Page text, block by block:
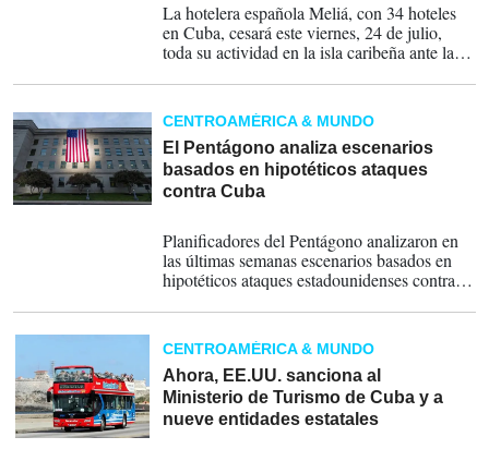
La hotelera española Meliá, con 34 hoteles
en Cuba, cesará este viernes, 24 de julio,
toda su actividad en la isla caribeña ante las
económico-financieras en el país.
CENTROAMÉRICA & MUNDO
El Pentágono analiza escenarios
basados en hipotéticos ataques
contra Cuba
Planificadores del Pentágono analizaron en
las últimas semanas escenarios basados en
hipotéticos ataques estadounidenses contra
CBS News citando diversos funcionarios.
CENTROAMÉRICA & MUNDO
Ahora, EE.UU. sanciona al
Ministerio de Turismo de Cuba y a
nueve entidades estatales